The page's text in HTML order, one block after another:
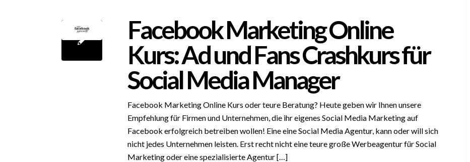
Facebook Marketing Online
Kurs: Ad und Fans Crashkurs für
Social Media Manager
Facebook Marketing Online Kurs oder teure Beratung? Heute geben wir Ihnen unsere
Empfehlung für Firmen und Unternehmen, die ihr eigenes Social Media Marketing auf
Facebook erfolgreich betreiben wollen! Eine eine Social Media Agentur, kann oder will sich
nicht jedes Unternehmen leisten. Erst recht nicht eine teure große Werbeagentur für Social
Marketing oder eine spezialisierte Agentur […]